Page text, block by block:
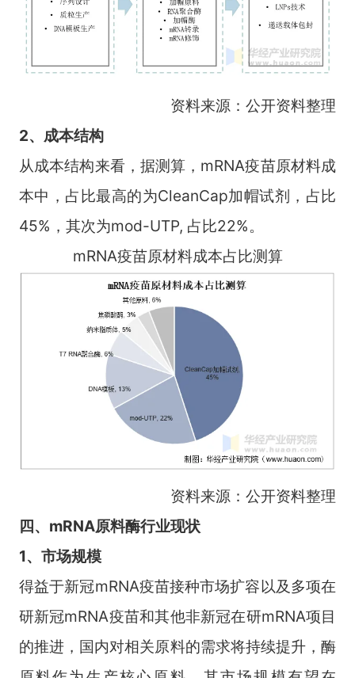
资料来源：公开资料整理
2、成本结构
从成本结构来看，据测算，mRNA疫苗原材料成
本中，占比最高的为CleanCap加帽试剂，占比
45%，其次为mod-UTP, 占比22%。
mRNA疫苗原材料成本占比测算
资料来源：公开资料整理
四、mRNA原料酶行业现状
1、市场规模
得益于新冠mRNA疫苗接种市场扩容以及多项在
研新冠mRNA疫苗和其他非新冠在研mRNA项目
的推进，国内对相关原料的需求将持续提升，酶